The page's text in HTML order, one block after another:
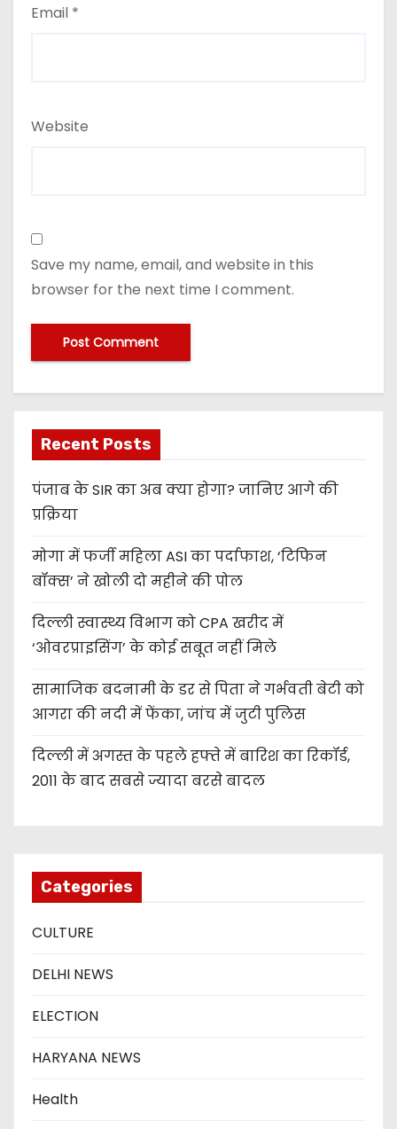
Email *
Website
Save my name, email, and website in this
browser for the next time I comment.
Recent Posts
पंजाब के SIR का अब क्या होगा? जानिए आगे की
प्रक्रिया
मोगा में फर्जी महिला ASI का पर्दाफाश, ‘टिफिन
बॉक्स’ ने खोली दो महीने की पोल
दिल्ली स्वास्थ्य विभाग को CPA खरीद में
‘ओवरप्राइसिंग’ के कोई सबूत नहीं मिले
सामाजिक बदनामी के डर से पिता ने गर्भवती बेटी को
आगरा की नदी में फेंका, जांच में जुटी पुलिस
दिल्ली में अगस्त के पहले हफ्ते में बारिश का रिकॉर्ड,
2011 के बाद सबसे ज्यादा बरसे बादल
Categories
CULTURE
DELHI NEWS
ELECTION
HARYANA NEWS
Health